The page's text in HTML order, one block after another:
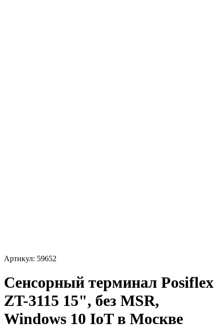
Артикул: 59652
Сенсорный терминал Posiflex
ZT-3115 15", без MSR,
Windows 10 IoT в Москве